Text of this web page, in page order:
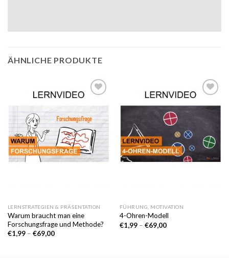
ÄHNLICHE PRODUKTE
LERNSTRATEGIEN & PRÄSENTATION
Warum braucht man eine
Forschungsfrage und Methode?
€1,99– €69,00
Wunschliste
FÜHRUNG, MOTIVATION
4-Ohren-Modell
€1,99– €69,00